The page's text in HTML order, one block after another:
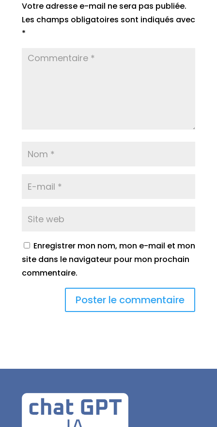
Votre adresse e-mail ne sera pas publiée.
Les champs obligatoires sont indiqués avec
*
Enregistrer mon nom, mon e-mail et mon
site dans le navigateur pour mon prochain
commentaire.